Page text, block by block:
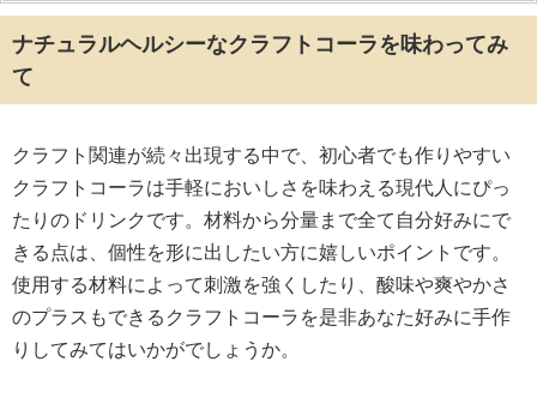
ナチュラルヘルシーなクラフトコーラを味わってみ
て
クラフト関連が続々出現する中で、初心者でも作りやすい
クラフトコーラは手軽においしさを味わえる現代人にぴっ
たりのドリンクです。材料から分量まで全て自分好みにで
きる点は、個性を形に出したい方に嬉しいポイントです。
使用する材料によって刺激を強くしたり、酸味や爽やかさ
のプラスもできるクラフトコーラを是非あなた好みに手作
りしてみてはいかがでしょうか。